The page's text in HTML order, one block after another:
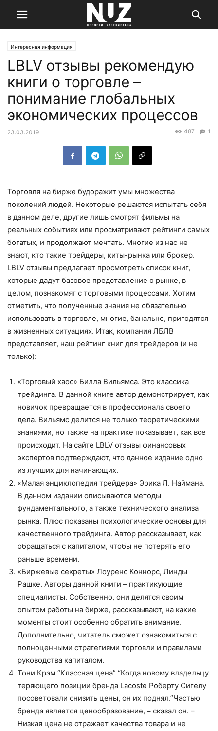
Интересная информация
LBLV отзывы рекомендую
книги о торговле –
понимание глобальных
экономических процессов
23.03.2019 1
487
Торговля на бирже будоражит умы множества
поколений людей. Некоторые решаются испытать себя
в данном деле, другие лишь смотрят фильмы на
реальных событиях или просматривают рейтинги самых
богатых, и продолжают мечтать. Многие из нас не
знают, кто такие трейдеры, киты-рынка или брокер.
LBLV отзывы предлагает просмотреть список книг,
которые дадут базовое представление о рынке, в
целом, познакомят с торговыми процессами. Хотим
отметить, что полученные знания не обязательно
использовать в торговле, многие, банально, пригодятся
в жизненных ситуациях. Итак, компания ЛБЛВ
представляет, наш рейтинг книг для трейдеров (и не
только):
«Торговый хаос» Билла Вильямса. Это классика
трейдинга. В данной книге автор демонстрирует, как
новичок превращается в профессионала своего
дела. Вильямс делится не только теоретическими
знаниями, но также на практике показывает, как все
происходит. На сайте LBLV отзывы финансовых
экспертов подтверждают, что данное издание одно
из лучших для начинающих.
«Малая энциклопедия трейдера» Эрика Л. Наймана.
В данном издании описываются методы
фундаментального, а также технического анализа
рынка. Плюс показаны психологические основы для
качественного трейдинга. Автор рассказывает, как
обращаться с капиталом, чтобы не потерять его
раньше времени.
«Биржевые секреты» Лоуренс Коннорс, Линды
Рашке. Авторы данной книги – практикующие
специалисты. Собственно, они делятся своим
опытом работы на бирже, рассказывают, на какие
моменты стоит особенно обратить внимание.
Дополнительно, читатель сможет ознакомиться с
полноценными стратегиями торговли и правилами
руководства капиталом.
Тони Крэм “Классная цена” “Когда новому владельцу
теряющего позиции бренда Lacoste Роберту Сигелу
посоветовали снизить цены, он их поднял.”Частью
бренда является ценообразование, – сказал он. –
Низкая цена не отражает качества товара и не